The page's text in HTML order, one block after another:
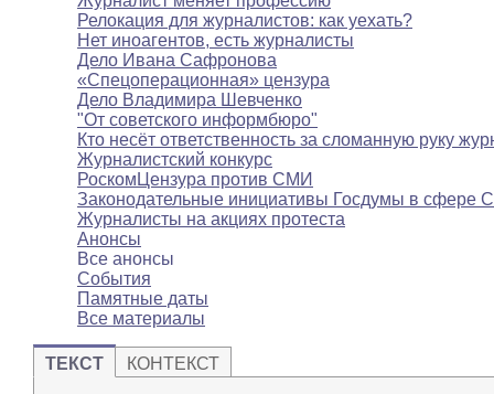
Релокация для журналистов: как уехать?
Нет иноагентов, есть журналисты
Дело Ивана Сафронова
«Спецоперационная» цензура
Дело Владимира Шевченко
"От советского информбюро"
Кто несёт ответственность за сломанную руку
Журналистский конкурс
РоскомЦензура против СМИ
Законодательные инициативы Госдумы в сфере
Журналисты на акциях протеста
Анонсы
Все анонсы
События
Памятные даты
Все материалы
ТЕКСТ КОНТЕКСТ